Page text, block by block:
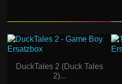
DuckTales 2 (Duck Tales
2)...